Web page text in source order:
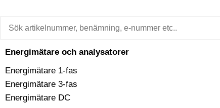
Energimätare och analysatorer
Energimätare 1-fas
Energimätare 3-fas
Energimätare DC